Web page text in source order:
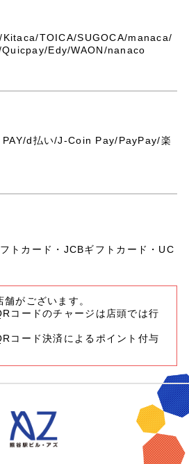
TOICA/SUGOCA/manaca/
Edy/WAON/nanaco
d払い/J-Coin Pay/PayPay/楽
トカード・JCBギフトカード・UC
がございます。
コードのチャージは店頭では行
コード決済によるポイント付与